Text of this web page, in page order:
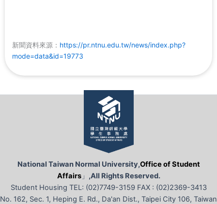
新聞資料來源： https://pr.ntnu.edu.tw/news/index.php?
mode=data&id=19773
National Taiwan Normal University,Office of Student
Affairs」 ,All Rights Reserved.
Student Housing TEL: (02)7749-3159 FAX : (02)2369-3413
No. 162, Sec. 1, Heping E. Rd., Da'an Dist., Taipei City 106, Taiwan